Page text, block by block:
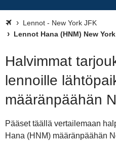
Lennot - New York JFK
Lennot Hana (HNM) New
Halvimmat
lennoille
määränpäähän
Pääset täällä vertailemaan
Hana (HNM) määränpäähän